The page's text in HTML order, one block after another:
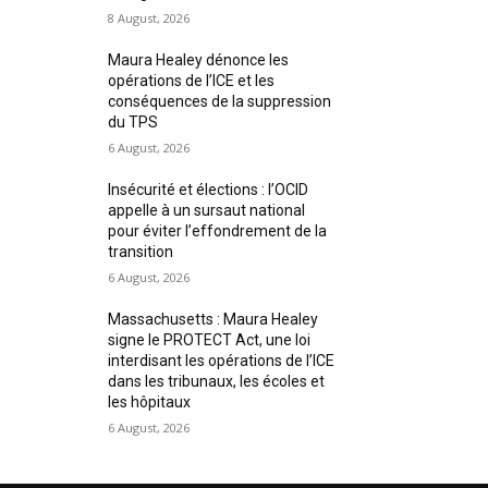
8 August, 2026
Maura Healey dénonce les
opérations de l’ICE et les
conséquences de la suppression
du TPS
6 August, 2026
Insécurité et élections : l’OCID
appelle à un sursaut national
pour éviter l’effondrement de la
transition
6 August, 2026
Massachusetts : Maura Healey
signe le PROTECT Act, une loi
interdisant les opérations de l’ICE
dans les tribunaux, les écoles et
les hôpitaux
6 August, 2026